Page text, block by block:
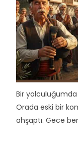
Bir
Orada eski bir
ahşaptı. Gece